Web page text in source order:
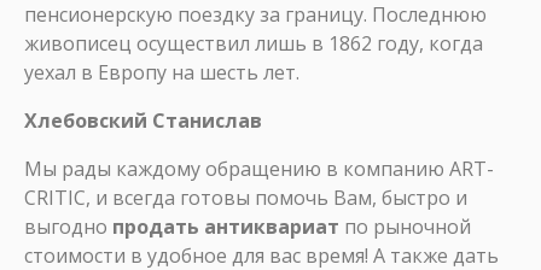
пенсионерскую поездку за границу. Последнюю
живописец осуществил лишь в 1862 году, когда
уехал в Европу на шесть лет.
Хлебовский Станислав
Мы рады каждому обращению в компанию ART-
CRITIC, и всегда готовы помочь Вам, быстро и
выгодно продать антиквариат по рыночной
стоимости в удобное для вас время! А также дать